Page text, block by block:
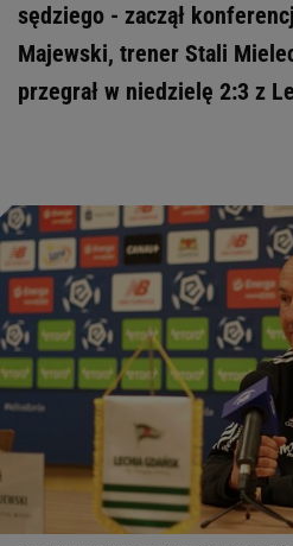
sędziego - zaczął
Majewski, trener Stali
przegrał w niedzielę 2:3 z